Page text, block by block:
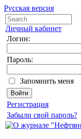
Русская версия
Личный кабинет
Логин:
Пароль:
Запомнить меня
Регистрация
Забыли свой пароль?